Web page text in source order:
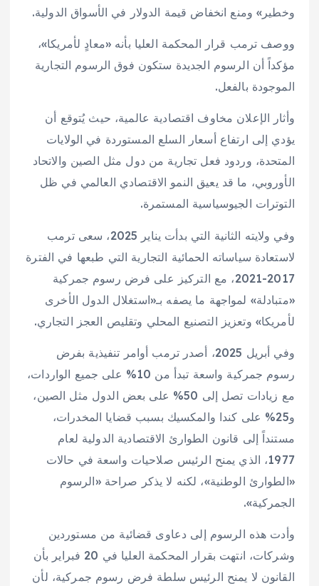
وخطير» ومنع انخفاض قيمة الدولار في الأسواق الدولية.
ووصف ترمب قرار المحكمة العليا بأنه «معادٍ لأمريكا»،
مؤكداً أن الرسوم الجديدة ستكون فوق الرسوم التجارية
الموجودة بالفعل.
وأثار الإعلان مخاوف اقتصادية عالمية، حيث يُتوقع أن
يؤدي إلى ارتفاع أسعار السلع المستوردة في الولايات
المتحدة، وردود فعل تجارية من دول مثل الصين والاتحاد
الأوروبي، ما قد يعيق النمو الاقتصادي العالمي في ظل
التوترات الجيوسياسية المستمرة.
وفي ولايته الثانية التي بدأت يناير 2025، سعى ترمب
لاستعادة سياساته الحمائية التجارية التي طبعها في الفترة
2017-2021، مع التركيز على فرض رسوم جمركية
«متبادلة» لمواجهة ما يصفه بـ«استغلال الدول الأخرى
لأمريكا» وتعزيز التصنيع المحلي وتقليص العجز التجاري.
وفي أبريل 2025، أصدر ترمب أوامر تنفيذية بفرض
رسوم جمركية واسعة تبدأ من 10% على جميع الواردات،
مع زيادات تصل إلى 50% على بعض الدول مثل الصين،
و25% على كندا والمكسيك بسبب قضايا المخدرات،
مستنداً إلى قانون الطوارئ الاقتصادية الدولية لعام
1977، الذي يمنح الرئيس صلاحيات واسعة في حالات
«الطوارئ الوطنية»، لكنه لا يذكر صراحة «الرسوم
الجمركية».
وأدت هذه الرسوم إلى دعاوى قضائية من مستوردين
وشركات، انتهت بقرار المحكمة العليا في 20 فبراير بأن
القانون لا يمنح الرئيس سلطة فرض رسوم جمركية، لأن